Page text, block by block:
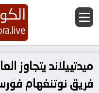
ميدتييلاند يتجاوز
فريق نوتنغهام